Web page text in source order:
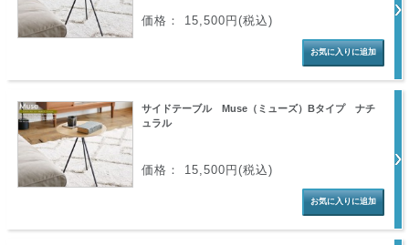
価格： 15,500円(税込)
サイドテーブル Muse（ミューズ）Bタイプ ナチ
ュラル
価格： 15,500円(税込)